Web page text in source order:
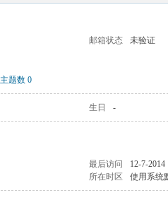
邮箱状态
未验证
主题数 0
生日 -
最后访问
12-7-2014
所在时区 使用系统